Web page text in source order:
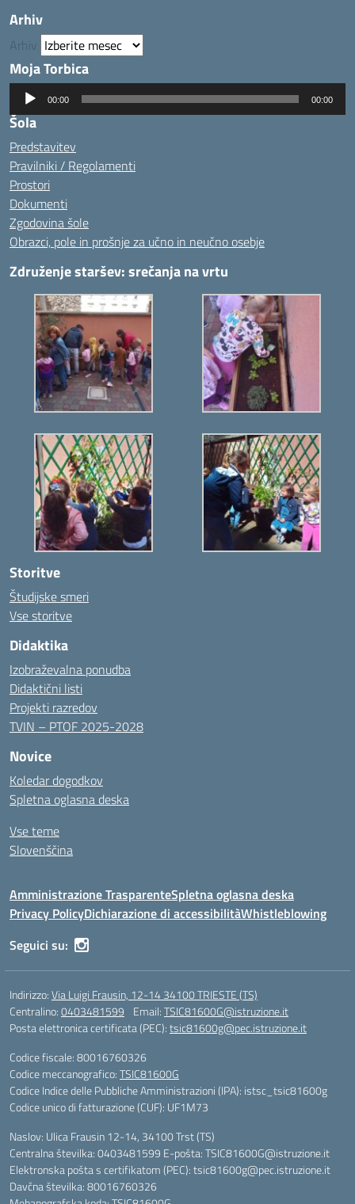
Arhiv
Arhiv
Moja Torbica
Predvajalnik
zvoka
00:00 00:00
Šola
Predstavitev
Pravilniki / Regolamenti
Prostori
Dokumenti
Zgodovina šole
Obrazci, pole in prošnje za učno in neučno osebje
Združenje staršev: srečanja na vrtu
Storitve
Študijske smeri
Vse storitve
Didaktika
Izobraževalna ponudba
Didaktični listi
Projekti razredov
TVIN – PTOF 2025-2028
Novice
Koledar dogodkov
Spletna oglasna deska
Vse teme
Slovenščina
Amministrazione TrasparenteSpletna oglasna deska
Privacy PolicyDichiarazione di accessibilitàWhistleblowing
Seguici su:
Indirizzo:Via Luigi Frausin, 12-14 34100 TRIESTE (TS)
Centralino:0403481599 Email:TSIC81600G@istruzione.it
Posta elettronica certificata (PEC):tsic81600g@pec.istruzione.it
Codice fiscale: 80016760326
Codice meccanografico:TSIC81600G
Codice Indice delle Pubbliche Amministrazioni (IPA): istsc_tsic81600g
Codice unico di fatturazione (CUF): UF1M73
Naslov: Ulica Frausin 12-14, 34100 Trst (TS)
Centralna številka: 0403481599 E-pošta: TSIC81600G@istruzione.it
Elektronska pošta s certifikatom (PEC): tsic81600g@pec.istruzione.it
Davčna številka: 80016760326